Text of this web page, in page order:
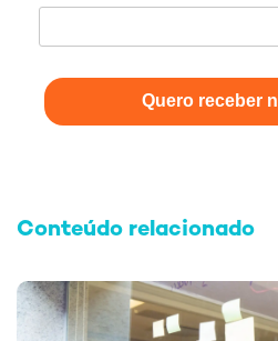
Quero receber
Conteúdo relacionado